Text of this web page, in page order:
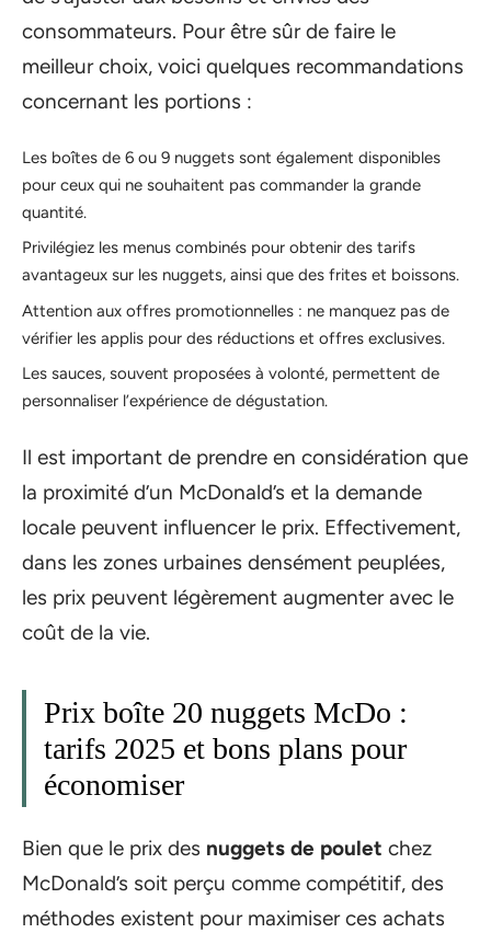
consommateurs. Pour être sûr de faire le
meilleur choix, voici quelques recommandations
concernant les portions :
Les boîtes de 6 ou 9 nuggets sont également disponibles
pour ceux qui ne souhaitent pas commander la grande
quantité.
Privilégiez les menus combinés pour obtenir des tarifs
avantageux sur les nuggets, ainsi que des frites et boissons.
Attention aux offres promotionnelles : ne manquez pas de
vérifier les applis pour des réductions et offres exclusives.
Les sauces, souvent proposées à volonté, permettent de
personnaliser l’expérience de dégustation.
Il est important de prendre en considération que
la proximité d’un McDonald’s et la demande
locale peuvent influencer le prix. Effectivement,
dans les zones urbaines densément peuplées,
les prix peuvent légèrement augmenter avec le
coût de la vie.
Prix boîte 20 nuggets McDo :
tarifs 2025 et bons plans pour
économiser
Bien que le prix des nuggets de poulet chez
McDonald’s soit perçu comme compétitif, des
méthodes existent pour maximiser ces achats